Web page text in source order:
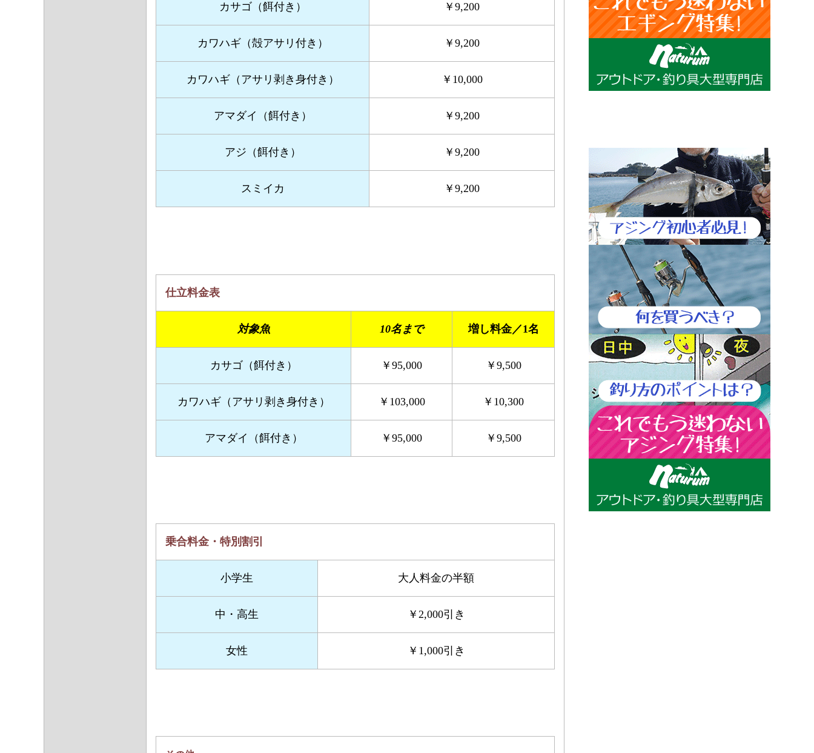
カサゴ（餌付き） ￥9,200
カワハギ（殻アサリ付き） ￥9,200
カワハギ（アサリ剥き身付き） ￥10,000
アマダイ（餌付き） ￥9,200
アジ（餌付き） ￥9,200
スミイカ ￥9,200
仕立料金表
対象魚 10名まで 増し料金／1名
カサゴ（餌付き） ￥95,000 ￥9,500
カワハギ（アサリ剥き身付き） ￥103,000 ￥10,300
アマダイ（餌付き） ￥95,000 ￥9,500
乗合料金・特別割引
小学生 大人料金の半額
中・高生 ￥2,000引き
女性 ￥1,000引き